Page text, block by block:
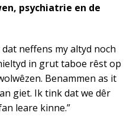
psychiatrie en de
neffens my altyd noch
in grut taboe rêst op
Benammen as it
giet. Ik tink dat we dêr
leare kinne.”